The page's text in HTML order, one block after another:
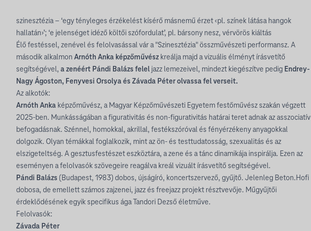
szinesztézia – ‘egy tényleges érzékelést kísérő másnemű érzet ‹pl. színek látása hangok
hallatán›’; ‘e jelenséget idéző költői szófordulat’, pl. bársony nesz, vérvörös kiáltás
Élő festéssel, zenével és felolvasással vár a "Szinesztézia" összművészeti performansz. A
második alkalmon Arnóth Anka képzőművész kreálja majd a vizuális élményt írásvetítő
segítségével, a zenéért Pándi Balázs felel jazz lemezeivel, mindezt kiegészítve pedig Endrey-
Nagy Ágoston, Fenyvesi Orsolya és Závada Péter olvassa fel verseit.
Az alkotók:
Arnóth Anka képzőművész, a Magyar Képzőművészeti Egyetem festőművész szakán végzett
2025-ben. Munkásságában a figurativitás és non-figurativitás határai teret adnak az asszociatív
befogadásnak. Szénnel, homokkal, akrillal, festékszóróval és fényérzékeny anyagokkal
dolgozik. Olyan témákkal foglalkozik, mint az ön- és testtudatosság, szexualitás és az
elszigeteltség. A gesztusfestészet eszköztára, a zene és a tánc dinamikája inspirálja. Ezen az
eseményen a felolvasók szövegeire reagálva kreál vizuált írásvetítő segítségével.
Pándi Balázs (Budapest, 1983) dobos, újságíró, koncertszervező, gyűjtő. Jelenleg Beton.Hofi
dobosa, de emellett számos zajzenei, jazz és freejazz projekt résztvevője. Műgyűjtői
érdeklődésének egyik specifikus ága Tandori Dezső életműve.
Felolvasók:
Závada Péter